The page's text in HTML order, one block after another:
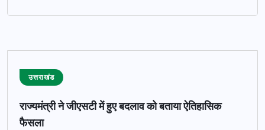
उत्तराखंड
राज्यमंत्री ने जीएसटी में हुए बदलाव को बताया ऐतिहासिक
फैसला